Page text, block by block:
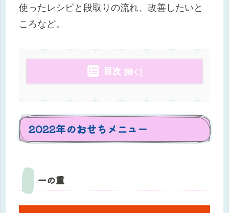
使ったレシピと段取りの流れ、改善したいと
ころなど。
目次
2022年のおせちメニュー
一の重